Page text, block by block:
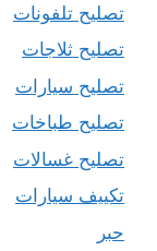
تصليح تلفونات
تصليح ثلاجات
تصليح سيارات
تصليح طباخات
تصليح غسالات
تكييف سيارات
حبر